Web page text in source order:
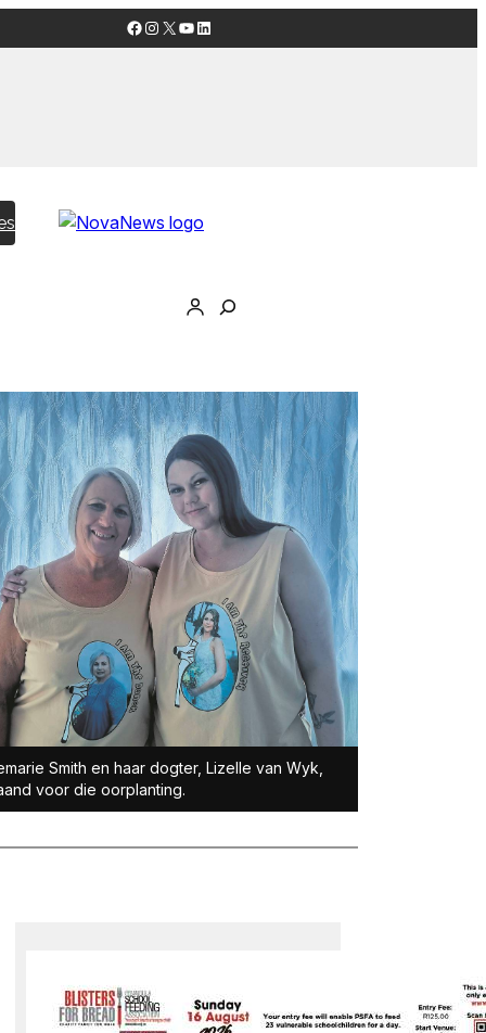
Facebook
Instagram
X YouTube
LinkedIn
Smith en haar dogter, Lizelle van Wyk,
voor die oorplanting.